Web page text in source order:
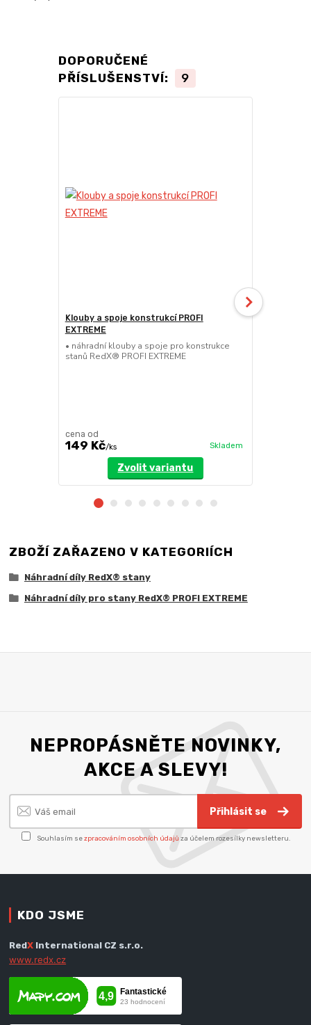
DOPORUČENÉ
PŘÍSLUŠENSTVÍ:
9
Klouby a spoje konstrukcí PROFI
EXTREME
• náhradní klouby a spoje pro konstrukce
stanů RedX® PROFI EXTREME
cena od
149 Kč/ks Skladem
Zvolit variantu
ZBOŽÍ ZAŘAZENO V KATEGORIÍCH
Náhradní díly RedX® stany
Náhradní díly pro stany RedX® PROFI EXTREME
NEPROPÁSNĚTE NOVINKY,
AKCE A SLEVY!
Přihlásit se
Souhlasím sezpracováním osobních údajů za účelem rozesílky newsletteru.
KDO JSME
RedX International CZ s.r.o.
www.redx.cz